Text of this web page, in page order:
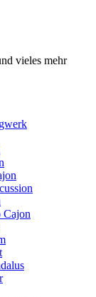
vieles mehr
Cajon